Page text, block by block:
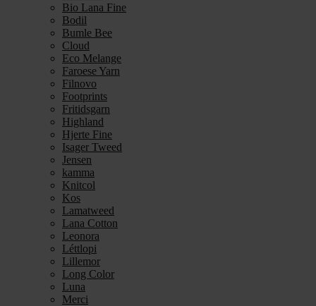
Bio Lana Fine
Bodil
Bumle Bee
Cloud
Eco Melange
Faroese Yarn
Filnovo
Footprints
Fritidsgarn
Highland
Hjerte Fine
Isager Tweed
Jensen
kamma
Knitcol
Kos
Lamatweed
Lana Cotton
Leonora
Léttlopi
Lillemor
Long Color
Luna
Merci